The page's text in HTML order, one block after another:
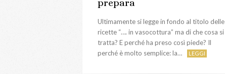
prepara
Ultimamente si legge in fondo al titolo delle
ricette “…. in vasocottura” ma di che cosa si
tratta? E perché ha preso così piede? Il
perché è molto semplice: la…
LEGGI